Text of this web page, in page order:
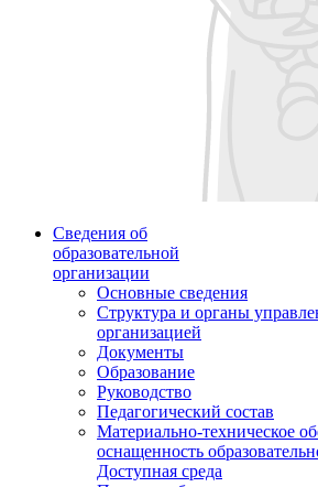
Сведения об
образовательной
организации
Основные сведения
Структура и органы
организацией
Документы
Образование
Руководство
Педагогический состав
Материально-техническое
оснащенность
Доступная среда